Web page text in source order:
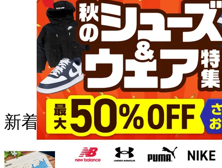
新着の記事
RUNNETが2026年上半期の国内